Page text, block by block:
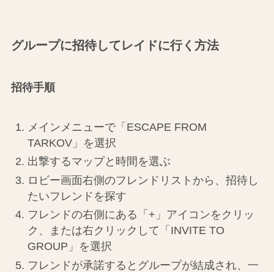
グループに招待してレイドに行く方法
招待手順
メインメニューで「ESCAPE FROM
TARKOV」を選択
出撃するマップと時間を選ぶ
ロビー画面右側のフレンドリストから、招待し
たいフレンドを探す
フレンドの右側にある「+」アイコンをクリッ
ク、または右クリックして「INVITE TO
GROUP」を選択
フレンドが承諾するとグループが結成され、一